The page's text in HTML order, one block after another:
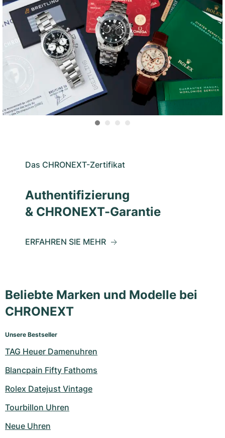
Das CHRONEXT-Zertifikat
Authentifizierung
& CHRONEXT-Garantie
ERFAHREN SIE MEHR
Beliebte Marken und Modelle bei
CHRONEXT
Unsere Bestseller
TAG Heuer Damenuhren
Blancpain Fifty Fathoms
Rolex Datejust Vintage
Tourbillon Uhren
Neue Uhren